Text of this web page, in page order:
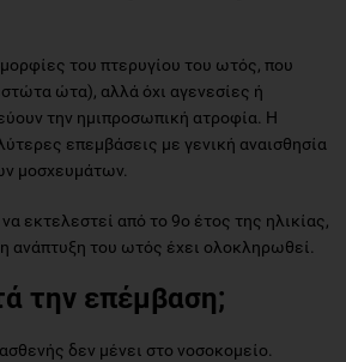
του πτερυγίου του ωτός, που
ώτα), αλλά όχι αγενεσίες ή
την ημιπροσωπική ατροφία. Η
επεμβάσεις με γενική αναισθησία
μοσχευμάτων.
εκτελεστεί από το 9ο έτος της ηλικίας,
ανάπτυξη του ωτός έχει ολοκληρωθεί.
την επέμβαση;
δεν μένει στο νοσοκομείο.